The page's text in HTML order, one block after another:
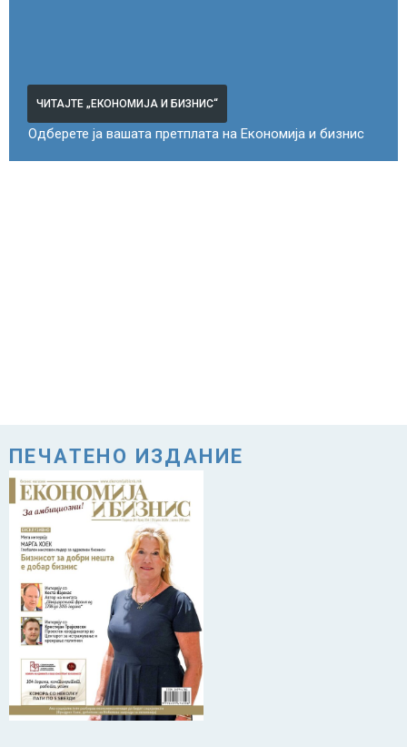
ЧИТАЈТЕ „ЕКОНОМИЈА И БИЗНИС“
Одберете ја вашата претплата на Економија и бизнис
ПЕЧАТЕНО ИЗДАНИЕ